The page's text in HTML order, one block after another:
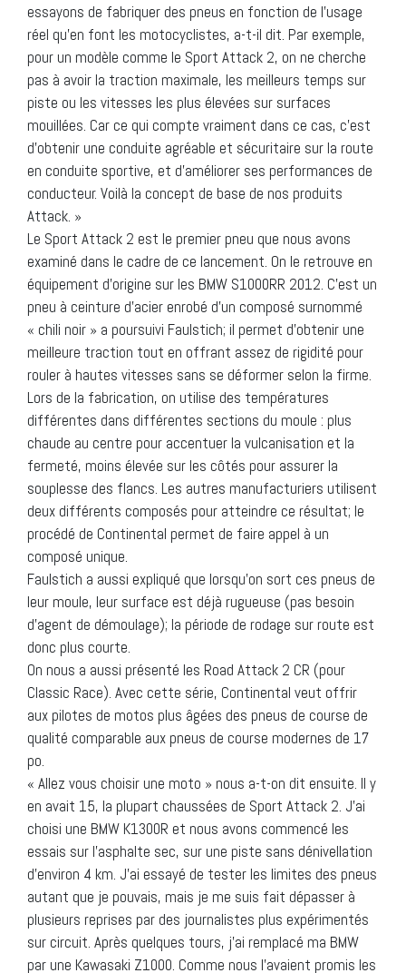
essayons de fabriquer des pneus en fonction de l’usage
réel qu’en font les motocyclistes, a-t-il dit. Par exemple,
pour un modèle comme le Sport Attack 2, on ne cherche
pas à avoir la traction maximale, les meilleurs temps sur
piste ou les vitesses les plus élevées sur surfaces
mouillées. Car ce qui compte vraiment dans ce cas, c’est
d’obtenir une conduite agréable et sécuritaire sur la route
en conduite sportive, et d’améliorer ses performances de
conducteur. Voilà la concept de base de nos produits
Attack. »
Le Sport Attack 2 est le premier pneu que nous avons
examiné dans le cadre de ce lancement. On le retrouve en
équipement d’origine sur les BMW S1000RR 2012. C’est un
pneu à ceinture d’acier enrobé d’un composé surnommé
« chili noir » a poursuivi Faulstich; il permet d’obtenir une
meilleure traction tout en offrant assez de rigidité pour
rouler à hautes vitesses sans se déformer selon la firme.
Lors de la fabrication, on utilise des températures
différentes dans différentes sections du moule : plus
chaude au centre pour accentuer la vulcanisation et la
fermeté, moins élevée sur les côtés pour assurer la
souplesse des flancs. Les autres manufacturiers utilisent
deux différents composés pour atteindre ce résultat; le
procédé de Continental permet de faire appel à un
composé unique.
Faulstich a aussi expliqué que lorsqu’on sort ces pneus de
leur moule, leur surface est déjà rugueuse (pas besoin
d’agent de démoulage); la période de rodage sur route est
donc plus courte.
On nous a aussi présenté les Road Attack 2 CR (pour
Classic Race). Avec cette série, Continental veut offrir
aux pilotes de motos plus âgées des pneus de course de
qualité comparable aux pneus de course modernes de 17
po.
« Allez vous choisir une moto » nous a-t-on dit ensuite. Il y
en avait 15, la plupart chaussées de Sport Attack 2. J’ai
choisi une BMW K1300R et nous avons commencé les
essais sur l’asphalte sec, sur une piste sans dénivellation
d’environ 4 km. J’ai essayé de tester les limites des pneus
autant que je pouvais, mais je me suis fait dépasser à
plusieurs reprises par des journalistes plus expérimentés
sur circuit. Après quelques tours, j’ai remplacé ma BMW
par une Kawasaki Z1000. Comme nous l’avaient promis les